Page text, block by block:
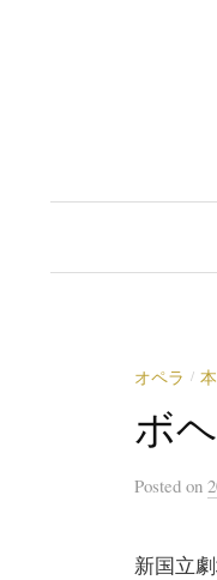
オペラ / 本
ボ
Posted on
新国立